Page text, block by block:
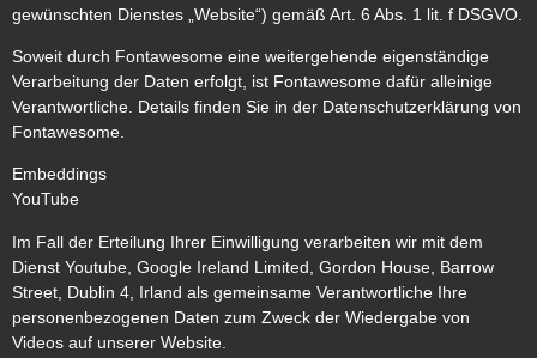
gewünschten Dienstes „Website“) gemäß Art. 6 Abs. 1 lit. f DSGVO.
Soweit durch Fontawesome eine weitergehende eigenständige
Verarbeitung der Daten erfolgt, ist Fontawesome dafür alleinige
Verantwortliche. Details finden Sie in der Datenschutzerklärung von
Fontawesome.
Embeddings
YouTube
Im Fall der Erteilung Ihrer Einwilligung verarbeiten wir mit dem
Dienst Youtube, Google Ireland Limited, Gordon House, Barrow
Street, Dublin 4, Irland als gemeinsame Verantwortliche Ihre
personenbezogenen Daten zum Zweck der Wiedergabe von
Videos auf unserer Website.